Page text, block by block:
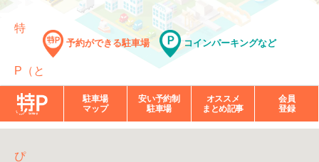
予約ができる駐車場 コインパーキングなど
駐車場
マップ
安い予約制
駐車場
オススメ
まとめ記事
会員
登録